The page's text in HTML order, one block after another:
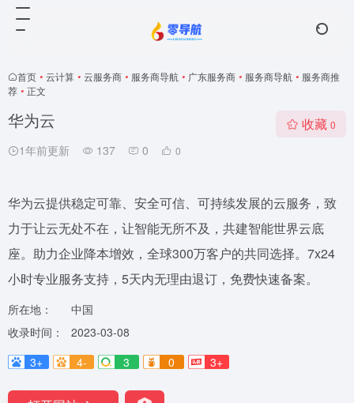
首页 • 云计算 • 云服务商 • 服务商导航 • 广东服务商 • 服务商导航 • 服务商推
荐 • 正文
华为云
1年前更新 137 0 0
收藏 0
华为云提供稳定可靠、安全可信、可持续发展的云服务，致
力于让云无处不在，让智能无所不及，共建智能世界云底
座。助力企业降本增效，全球300万客户的共同选择。7x24
小时专业服务支持，5天内无理由退订，免费快速备案。
所在地：
中国
收录时间：
2023-03-08
3+
4- 3 0 3+